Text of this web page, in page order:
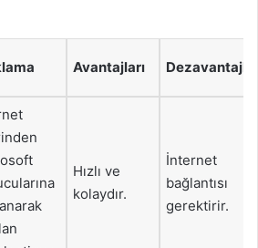
Avantajları
Hızlı ve
kolaydır.
İnternet
bağlantısı
gerektirir.